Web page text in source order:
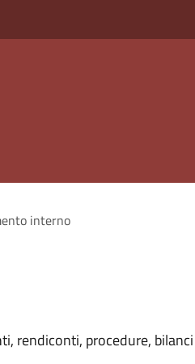
interno
rendiconti, procedure,